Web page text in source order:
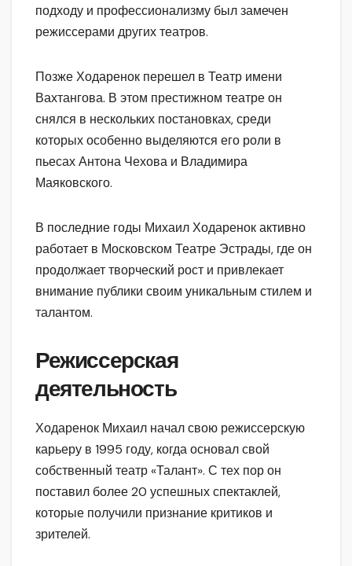
подходу и профессионализму был замечен
режиссерами других театров.
Позже Ходаренок перешел в Театр имени
Вахтангова. В этом престижном театре он
снялся в нескольких постановках, среди
которых особенно выделяются его роли в
пьесах Антона Чехова и Владимира
Маяковского.
В последние годы Михаил Ходаренок активно
работает в Московском Театре Эстрады, где он
продолжает творческий рост и привлекает
внимание публики своим уникальным стилем и
талантом.
Режиссерская
деятельность
Ходаренок Михаил начал свою режиссерскую
карьеру в 1995 году, когда основал свой
собственный театр «Талант». С тех пор он
поставил более 20 успешных спектаклей,
которые получили признание критиков и
зрителей.